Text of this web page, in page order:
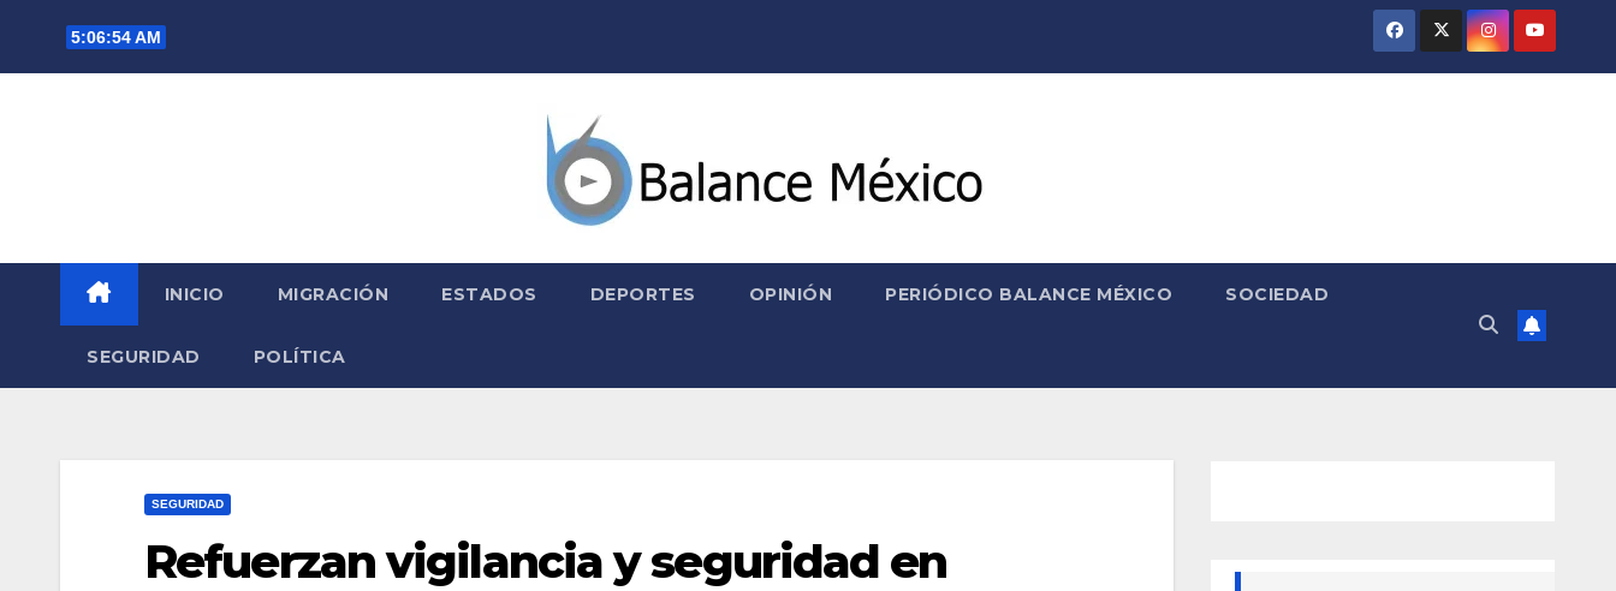
5:06:56 AM
INICIO MIGRACIÓN ESTADOS DEPORTES OPINIÓN PERIÓDICO BALANCE MÉXICO SOCIEDAD
SEGURIDAD POLÍTICA
SEGURIDAD
Refuerzan vigilancia y seguridad en